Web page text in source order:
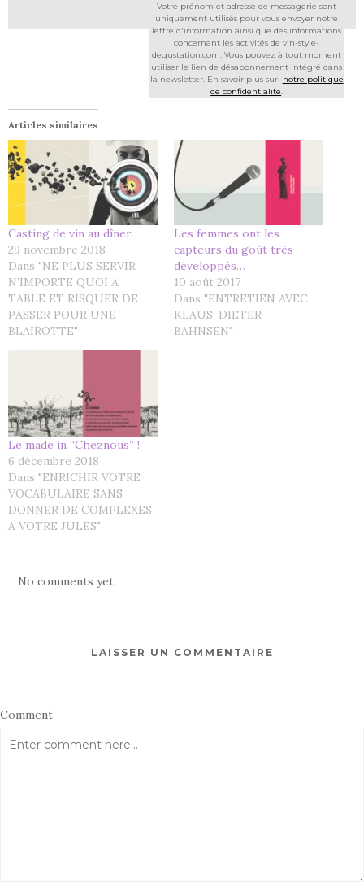
Votre prénom et adresse de messagerie sont
uniquement utilisés pour vous envoyer notre
lettre d'information ainsi que des informations
concernant les activités de vin-style-
degustation.com. Vous pouvez à tout moment
utiliser le lien de désabonnement intégré dans
la newsletter. En savoir plus sur notre politique
de confidentialité.
Articles similaires
Casting de vin au dîner.
29 novembre 2018
Dans "NE PLUS SERVIR
N’IMPORTE QUOI A
TABLE ET RISQUER DE
PASSER POUR UNE
BLAIROTTE"
Les femmes ont les
capteurs du goût très
développés…
10 août 2017
Dans "ENTRETIEN AVEC
KLAUS-DIETER
BAHNSEN"
Le made in “Cheznous” !
6 décembre 2018
Dans "ENRICHIR VOTRE
VOCABULAIRE SANS
DONNER DE COMPLEXES
A VOTRE JULES"
No comments yet
LAISSER UN COMMENTAIRE
Comment